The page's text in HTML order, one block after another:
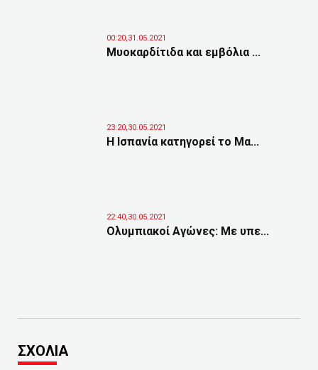
00:20,31.05.2021
Μυοκαρδίτιδα και εμβόλια ...
23:20,30.05.2021
Η Ισπανία κατηγορεί το Μα...
22:40,30.05.2021
Ολυμπιακοί Αγώνες: Με υπε...
ΣΧΟΛΙΑ